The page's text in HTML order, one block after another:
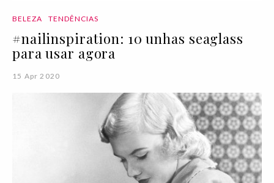
BELEZA TENDÊNCIAS
#nailinspiration: 10 unhas seaglass
para usar agora
15 Apr 2020